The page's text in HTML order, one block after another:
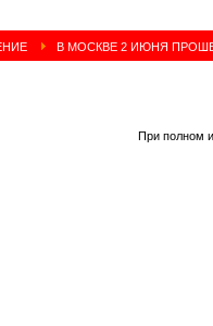
В МОСКВЕ 2 ИЮНЯ
При полном